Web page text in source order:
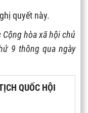
quyết này.
hòa xã hội chủ
9 thông qua ngày
QUỐC HỘI